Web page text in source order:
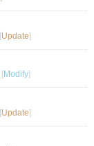
[Update]
[Modify]
[Update]